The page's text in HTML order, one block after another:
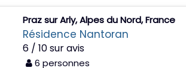
Praz sur Arly, Alpes du Nord, France
Résidence Nantoran
6 / 10 sur avis
6 personnes